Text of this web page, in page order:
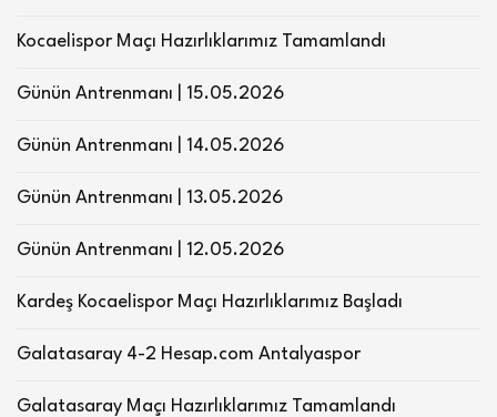
Kocaelispor Maçı Hazırlıklarımız Tamamlandı
Günün Antrenmanı | 15.05.2026
Günün Antrenmanı | 14.05.2026
Günün Antrenmanı | 13.05.2026
Günün Antrenmanı | 12.05.2026
Kardeş Kocaelispor Maçı Hazırlıklarımız Başladı
Galatasaray 4-2 Hesap.com Antalyaspor
Galatasaray Maçı Hazırlıklarımız Tamamlandı